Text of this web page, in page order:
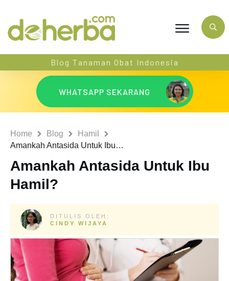
Blog Tanaman Obat Indonesia
WHATSAPP SEKARANG
Home Blog
Hamil
Amankah Antasida Untuk Ibu Hamil?
Amankah Antasida Untuk Ibu
Hamil?
DITULIS OLEH:
CINDY WIJAYA